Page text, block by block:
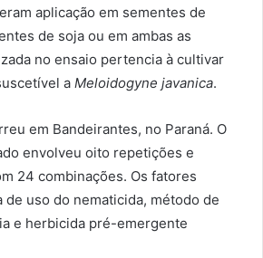
aplicação em sementes de
de soja ou em ambas as
no ensaio pertencia à cultivar
a Meloidogyne javanica.
em Bandeirantes, no Paraná. O
envolveu oito repetições e
24 combinações. Os fatores
uso do nematicida, método de
e herbicida pré-emergente